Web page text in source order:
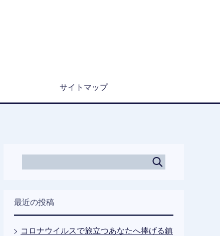
サイトマップ
最近の投稿
コロナウイルスで旅立つあなたへ捧げる鎮